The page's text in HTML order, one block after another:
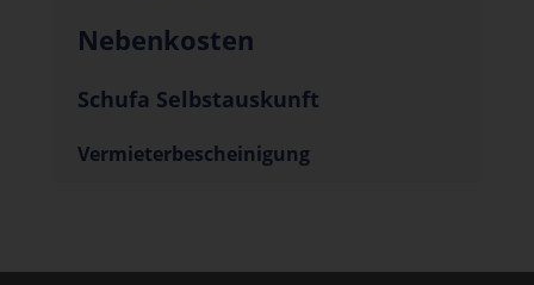
Nebenkosten
Schufa Selbstauskunft
Vermieterbescheinigung